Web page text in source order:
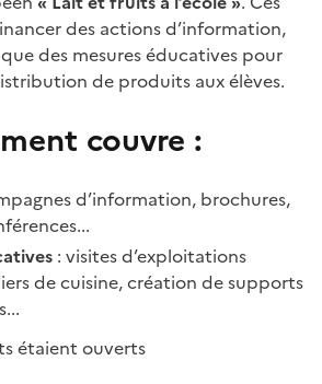
des actions d’information,
des mesures éducatives pour
de produits aux élèves.
couvre :
d’information, brochures,
: visites d’exploitations
de cuisine, création de supports
étaient ouverts